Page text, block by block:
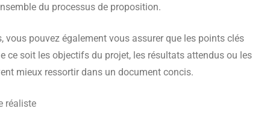
du processus de proposition.
vous pouvez également vous assurer que les points clés
ce soit les objectifs du projet, les résultats attendus ou les
mieux ressortir dans un document concis.
réaliste